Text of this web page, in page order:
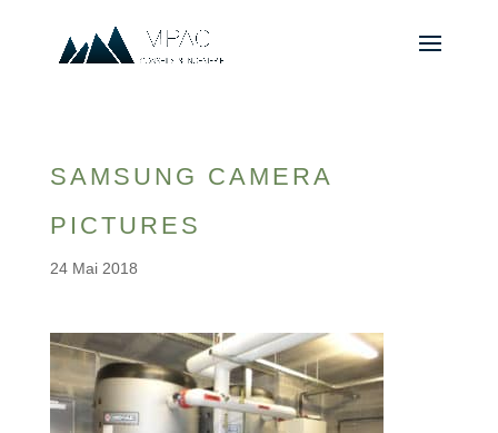
SAMSUNG CAMERA
PICTURES
24 Mai 2018